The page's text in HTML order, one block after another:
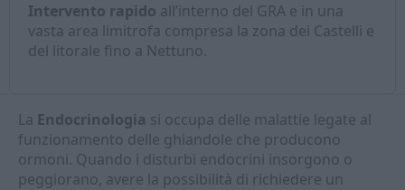
Intervento rapido all’interno del GRA e in una
vasta area limitrofa compresa la zona dei Castelli e
del litorale fino a Nettuno.
La Endocrinologia si occupa delle malattie legate al
funzionamento delle ghiandole che producono
ormoni. Quando i disturbi endocrini insorgono o
peggiorano, avere la possibilità di richiedere un